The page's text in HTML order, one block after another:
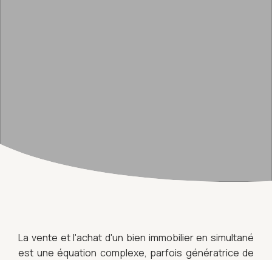
La vente et l'achat d'un bien immobilier en simultané
est une équation complexe, parfois génératrice de